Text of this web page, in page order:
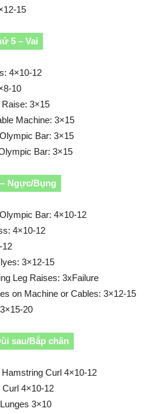
15
5 – Vai
4×10-12
10
3×15
Machine: 3×15
Bar: 3×15
Bar: 3×15
Ngực/Bụng
Bar: 4×10-12
4×10-12
12
3×12-15
Leg Raises: 3xFailure
on Machine or Cables: 3×12-15
20
sau/Bắp chân
Curl 4×10-12
Curl 4×10-12
3×10